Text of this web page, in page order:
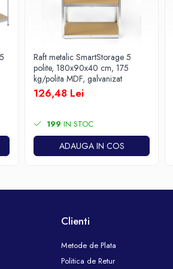
Raft metalic SmartStorage 5
polite, 180x90x40 cm, 175
kg/polita MDF, galvanizat
126,48 Lei
199 IN STOC
ADAUGA IN COS
Clienti
Metode de Plata
Politica de Retur